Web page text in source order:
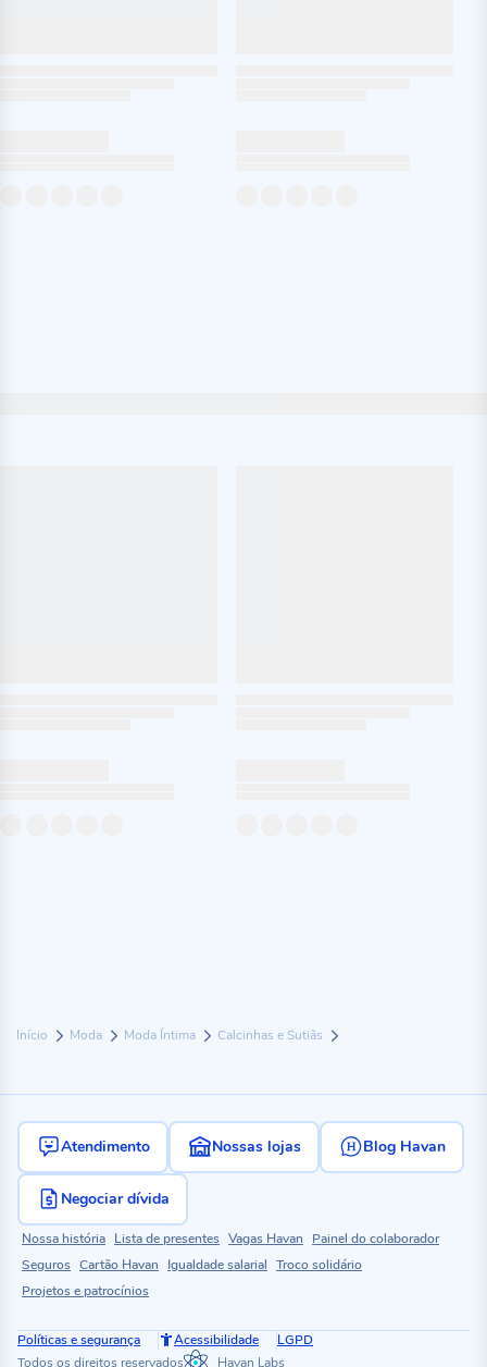
Início Moda Moda Íntima Calcinhas e Sutiãs
Atendimento Nossas lojas Blog Havan
Negociar dívida
Nossa história Lista de presentes Vagas Havan
Painel do colaborador
Seguros Cartão Havan Igualdade salarial Troco solidário
Projetos e patrocínios
Políticas e segurança Acessibilidade
LGPD
Todos os direitos reservados
Havan Labs